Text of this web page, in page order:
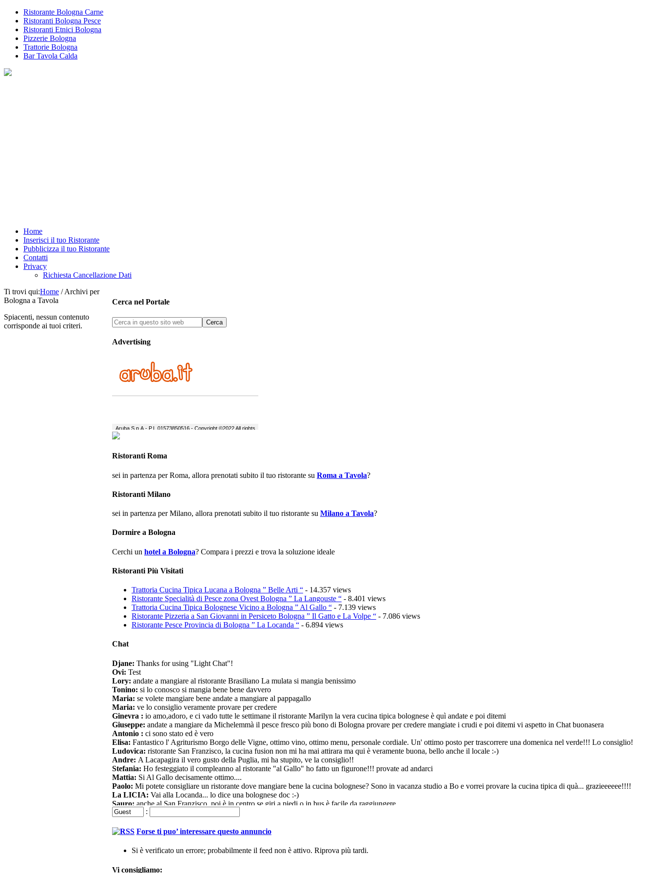
Ristorante Bologna Carne
Ristoranti Bologna Pesce
Ristoranti Etnici Bologna
Pizzerie Bologna
Trattorie Bologna
Bar Tavola Calda
Home
Inserisci il tuo Ristorante
Pubblicizza il tuo Ristorante
Contatti
Privacy
Richiesta Cancellazione Dati
Ti trovi qui:Home /Archivi per
Bologna a Tavola
Spiacenti, nessun contenuto
corrisponde ai tuoi criteri.
Cerca nel Portale
Advertising
Ristoranti Roma
sei in partenza per Roma, allora prenotati subito il tuo ristorante su Roma a Tavola?
Ristoranti Milano
sei in partenza per Milano, allora prenotati subito il tuo ristorante su Milano a Tavola?
Dormire a Bologna
Cerchi un hotel a Bologna? Compara i prezzi e trova la soluzione ideale
Ristoranti Più Visitati
Trattoria Cucina Tipica Lucana a Bologna ” Belle Arti “- 14.357 views
Ristorante Specialità di Pesce zona Ovest Bologna ” La Langouste “- 8.401 views
Trattoria Cucina Tipica Bolognese Vicino a Bologna ” Al Gallo “- 7.139 views
Ristorante Pizzeria a San Giovanni in Persiceto Bologna ” Il Gatto e La Volpe “- 7.086 views
Ristorante Pesce Provincia di Bologna ” La Locanda “- 6.894 views
Chat
Djane: Thanks for using "Light Chat"!
Ovi: Test
Lory: andate a mangiare al ristorante Brasiliano La mulata si mangia benissimo
Tonino: si lo conosco si mangia bene bene davvero
Maria: se volete mangiare bene andate a mangiare al pappagallo
Maria: ve lo consiglio veramente provare per credere
Ginevra : io amo,adoro, e ci vado tutte le settimane il ristorante Marilyn la vera cucina tipica bolognese è quì andate e poi ditemi
Giuseppe: andate a mangiare da Michelemmà il pesce fresco più bono di Bologna provare per credere mangiate i crudi e poi ditemi vi aspetto in Chat buonasera
Antonio : ci sono stato ed è vero
Elisa: Fantastico l' Agriturismo Borgo delle Vigne, ottimo vino, ottimo menu, personale cordiale. Un' ottimo posto per trascorrere una domenica nel verde!!! Lo consiglio!
Ludovica: ristorante San Franzisco, la cucina fusion non mi ha mai attirara ma qui è veramente buona, bello anche il locale :-)
Andre: A Lacapagira il vero gusto della Puglia, mi ha stupito, ve la consiglio!!
Stefania: Ho festeggiato il compleanno al ristorante "al Gallo" ho fatto un figurone!!! provate ad andarci
Mattia: Si Al Gallo decisamente ottimo....
Paolo: Mi potete consigliare un ristorante dove mangiare bene la cucina bolognese? Sono in vacanza studio a Bo e vorrei provare la cucina tipica di quà... grazieeeeee!!!!
La LICIA: Vai alla Locanda... lo dice una bolognese doc :-)
Sauro: anche al San Franzisco, poi è in centro se giri a piedi o in bus è facile da raggiungere,
Michela:
Io sono andata all' agriturismo Gaggioli, è fuori Bologna ma è un posto divino, ho anche portatao a casa il loro vino che si può comprare nella loro cantina.
Susanna:Ma se voglio mangiare bene bene il pesce a Bologna?
Guest:26 marzo
Alla locanda Belle Arti fanno una cucina di tradizione lucana da 10 e lode!
J:
Stavo cercando per mio nonno un ristorante carino nei pressi di San Pietro in Casale...ho trovato, vagando in internet questo sito con un ristorante di nome "Hostaria del
:
Forse ti puo’ interessare questo annuncio
Si è verificato un errore; probabilmente il feed non è attivo. Riprova più tardi.
Vi consigliamo: